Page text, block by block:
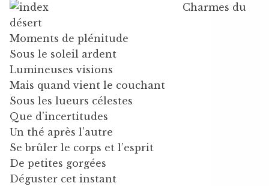
Charmes du
désert
Moments de plénitude
Sous le soleil ardent
Lumineuses visions
Mais quand vient le couchant
Sous les lueurs célestes
Que d’incertitudes
Un thé après l’autre
Se brûler le corps et l’esprit
De petites gorgées
Déguster cet instant